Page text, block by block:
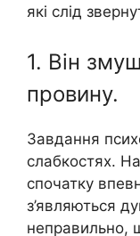
які слід
1. Він
провину.
Завдання
слабкостях.
спочатку
з’являються
неправильно,